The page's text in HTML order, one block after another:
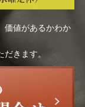
価値があるかわか
きます。